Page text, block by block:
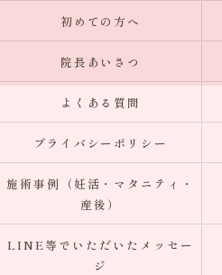
初めての方へ
院長あいさつ
よくある質問
プライバシーポリシー
施術事例（妊活・マタニティ・
産後）
LINE等でいただいたメッセー
ジ